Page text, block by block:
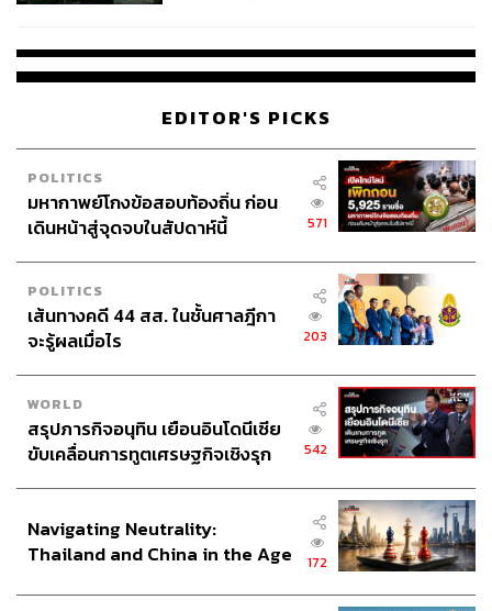
EDITOR'S PICKS
POLITICS
มหากาพย์โกงข้อสอบท้องถิ่น ก่อน
เดินหน้าสู่จุดจบในสัปดาห์นี้
571
POLITICS
เส้นทางคดี 44 สส. ในชั้นศาลฎีกา
จะรู้ผลเมื่อไร
203
WORLD
สรุปภารกิจอนุทิน เยือนอินโดนีเซีย
ขับเคลื่อนการทูตเศรษฐกิจเชิงรุก
542
Navigating Neutrality:
Thailand and China in the Age
172